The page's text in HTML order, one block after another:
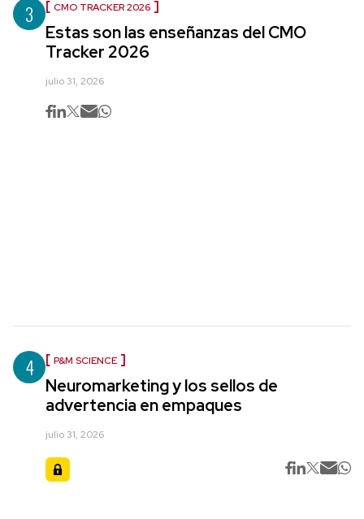
3 CMO TRACKER 2026
Estas son las enseñanzas del CMO
Tracker 2026
julio 31, 2026
4 P&M SCIENCE
Neuromarketing y los sellos de
advertencia en empaques
julio 31, 2026